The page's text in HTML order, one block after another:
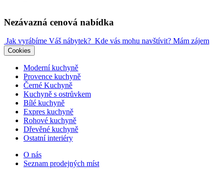
Nezávazná cenová nabídka
Jak vyrábíme Váš nábytek? Kde vás mohu navštívit? Mám zájem
Cookies
Moderní kuchyně
Provence kuchyně
Černé Kuchyně
Kuchyně s ostrůvkem
Bílé kuchyně
Expres kuchyně
Rohové kuchyně
Dřevěné kuchyně
Ostatní interiéry
O nás
Seznam prodejných míst